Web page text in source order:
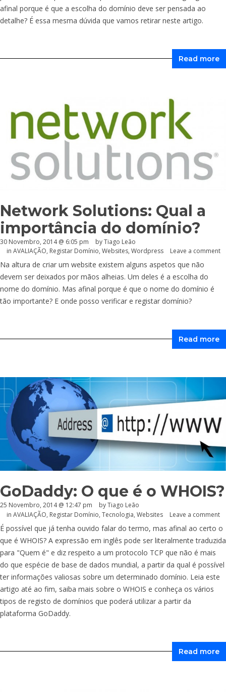
afinal porque é que a escolha do domínio deve ser pensada ao
detalhe? É essa mesma dúvida que vamos retirar neste artigo.
Read more
Network Solutions: Qual a
importância do domínio?
30 Novembro, 2014 @ 6:05 pm
by Tiago Leão
in AVALIAÇÃO, Registar Domínio, Websites, Wordpress Leave a comment
Na altura de criar um website existem alguns aspetos que não
devem ser deixados por mãos alheias. Um deles é a escolha do
nome do domínio. Mas afinal porque é que o nome do domínio é
tão importante? E onde posso verificar e registar domínio?
Read more
GoDaddy: O que é o WHOIS?
25 Novembro, 2014 @ 12:47 pm
by Tiago Leão
in AVALIAÇÃO, Registar Domínio, Tecnologia, Websites Leave a comment
É possível que já tenha ouvido falar do termo, mas afinal ao certo o
que é WHOIS? A expressão em inglês pode ser literalmente traduzida
para "Quem é" e diz respeito a um protocolo TCP que não é mais
do que espécie de base de dados mundial, a partir da qual é possível
ter informações valiosas sobre um determinado domínio. Leia este
artigo até ao fim, saiba mais sobre o WHOIS e conheça os vários
tipos de registo de domínios que poderá utilizar a partir da
plataforma GoDaddy.
Read more